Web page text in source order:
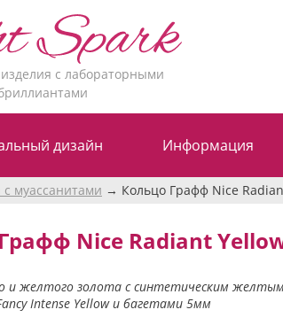
с лабораторными
дизайн Информация
с муассанитами Кольцо Графф Nice
Nice Radiant
и желтого золота с синтетическим
Intense Yellow и багетами 5мм